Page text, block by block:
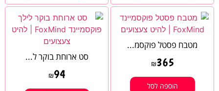
מטבח פסטל פוקסמ...
₪365
הוספה לסל
סט ארוחת בוקר ל...
₪94